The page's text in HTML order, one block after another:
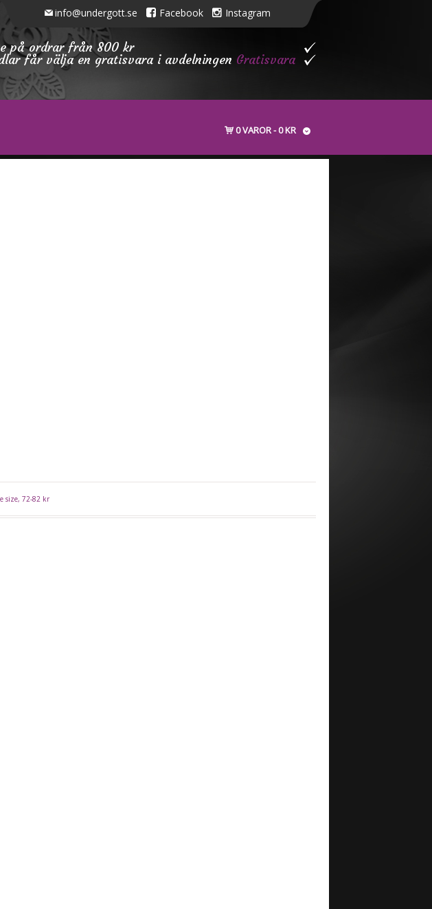
info@undergott.se Facebook Instagram
på ordrar från 800 kr
får välja en gratisvara i avdelningen Gratisvara
0 VAROR 0 KR
size, 72-82 kr